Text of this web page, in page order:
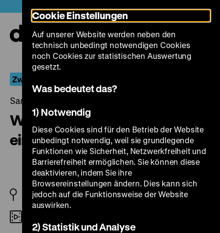
zum
Seiteninhalt
springen
Zwischen Historienfilm und Gegenwartskomödie
Samstag, 01. Dezember 2012, 18.30 Uhr
Wolz. Leben und Verklärung
eines deutschen Anarchisten
DDR 1974
Cookie Einstellungen
Auf unserer Website werden neben den
technisch unbedingt notwendigen Cookies
noch Cookies zur statistischen Auswertung
gesetzt.
Was bedeutet das?
1) Notwendig
Diese Cookies sind für den Betrieb der Website
unbedingt notwendig, weil sie grundlegende
Funktionen wie Sicherheit, Netzwerkfreiheit und
Barrierefreiheit ermöglichen. Sie können diese
deaktivieren, indem Sie ihre
Browsereinstellungen ändern. Dies kann sich
jedoch auf die Funktionsweise der Website
auswirken.
2) Statistik und Analyse